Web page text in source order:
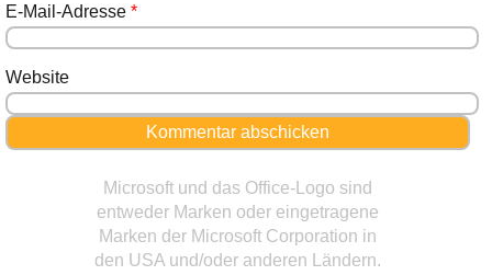
E-Mail-Adresse *
Website
Microsoft und das Office-Logo sind
entweder Marken oder eingetragene
Marken der Microsoft Corporation in
den USA und/oder anderen Ländern.